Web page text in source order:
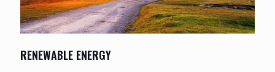
RENEWABLE ENERGY